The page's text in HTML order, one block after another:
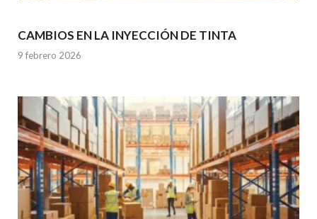
CAMBIOS EN LA INYECCIÓN DE TINTA
9 febrero 2026